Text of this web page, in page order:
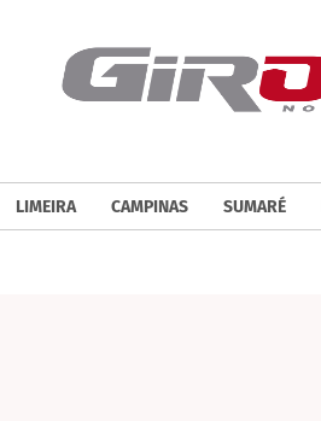
LIMEIRA CAMPINAS SUMARÉ